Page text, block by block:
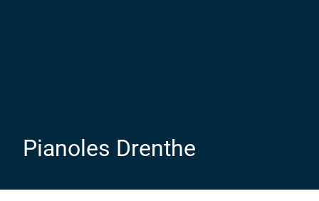
Pianoles Drenthe